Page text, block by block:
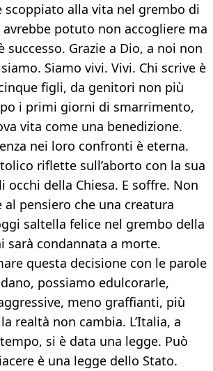
scoppiato alla vita nel grembo di
avrebbe potuto non accogliere ma
successo. Grazie a Dio, a noi non
Siamo vivi. Vivi. Chi scrive è
figli, da genitori non più
i primi giorni di smarrimento,
vita come una benedizione.
nei loro confronti è eterna.
riflette sull’aborto con la sua
occhi della Chiesa. E soffre. Non
pensiero che una creatura
saltella felice nel grembo della
sarà condannata a morte.
questa decisione con le parole
possiamo edulcorarle,
meno graffianti, più
realtà non cambia. L’Italia, a
si è data una legge. Può
è una legge dello Stato.